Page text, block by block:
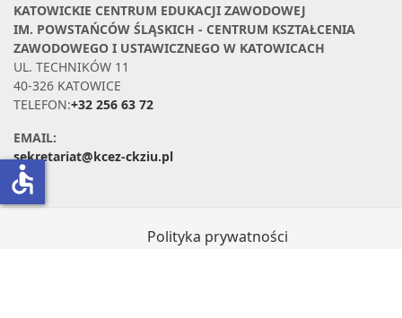
KATOWICKIE CENTRUM EDUKACJI ZAWODOWEJ
IM. POWSTAŃCÓW ŚLĄSKICH - CENTRUM KSZTAŁCENIA
ZAWODOWEGO I USTAWICZNEGO W KATOWICACH
UL. TECHNIKÓW 11
40-326 KATOWICE
TELEFON:+32 256 63 72
EMAIL:
sekretariat@kcez-ckziu.pl
Polityka prywatności
accessible